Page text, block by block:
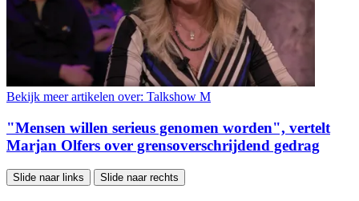
Bekijk meer artikelen over: Talkshow M
"Mensen willen serieus genomen worden", vertelt
Marjan Olfers over grensoverschrijdend gedrag
Slide naar links Slide naar rechts